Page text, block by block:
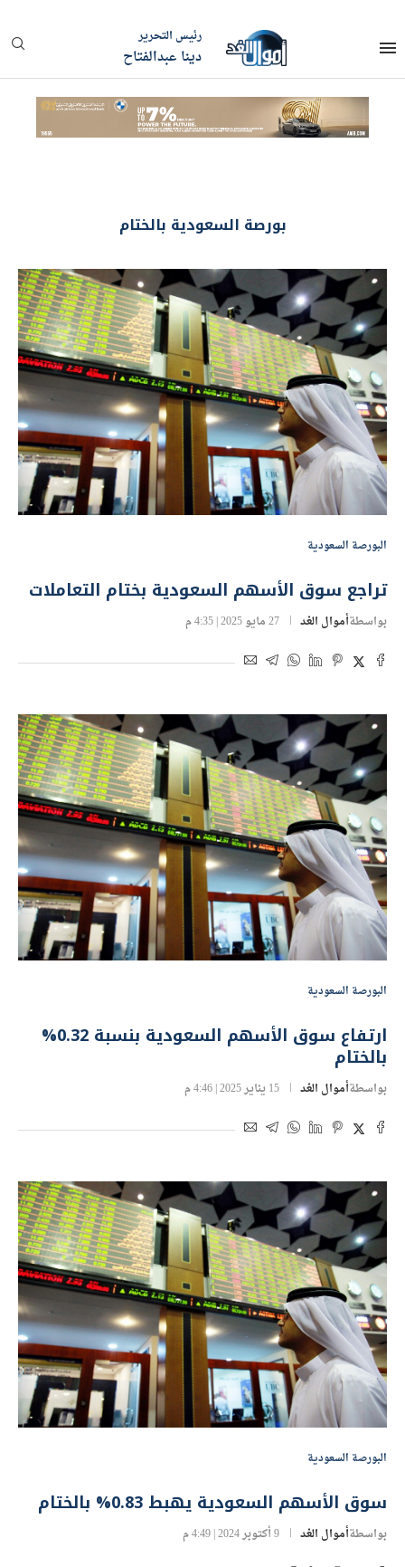
رئيس التحرير
دينا عبدالفتاح
بورصة السعودية بالختام
البورصة السعودية
تراجع سوق الأسهم السعودية بختام التعاملات
بواسطةأموال الغد 27 مايو 2025 | 4:35 م
البورصة السعودية
ارتفاع سوق الأسهم السعودية بنسبة 0.32%
بالختام
بواسطةأموال الغد 15 يناير 2025 | 4:46 م
البورصة السعودية
سوق الأسهم السعودية يهبط 0.83% بالختام
بواسطةأموال الغد 9 أكتوبر 2024 | 4:49 م